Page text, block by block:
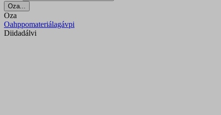
Oza...
Oza
Oahppomateriálagávpi
Diidadálvi